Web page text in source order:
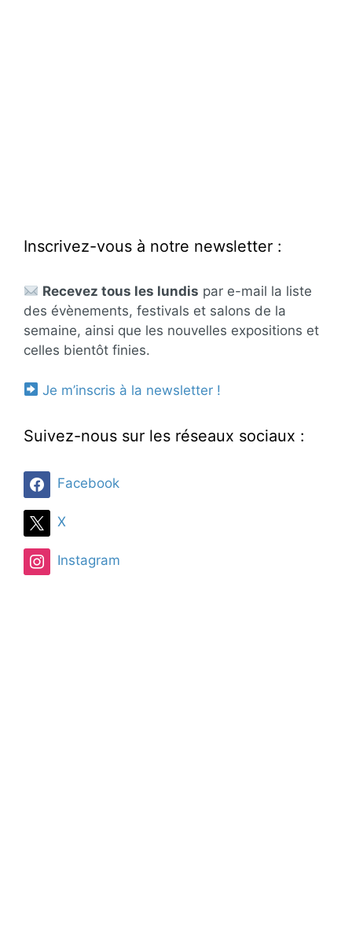
Inscrivez-vous à notre newsletter :
Recevez tous les lundis par e-mail la liste
des évènements, festivals et salons de la
semaine, ainsi que les nouvelles expositions et
celles bientôt finies.
Je m’inscris à la newsletter !
Suivez-nous sur les réseaux sociaux :
Facebook
X
Instagram